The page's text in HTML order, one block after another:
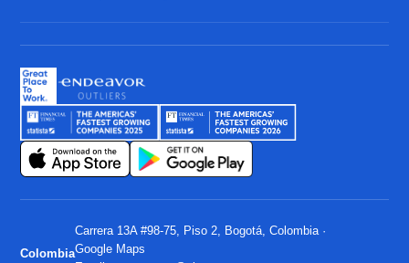
Colombia
Carrera 13A #98-75, Piso 2, Bogotá, Colombia ·
Google Maps